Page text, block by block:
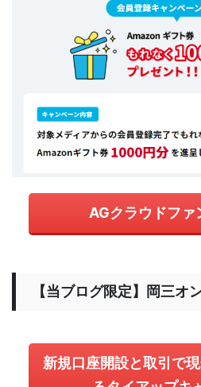
AGクラウドファ
【当ブログ限定】岡三オ
新規口座開設と取引で